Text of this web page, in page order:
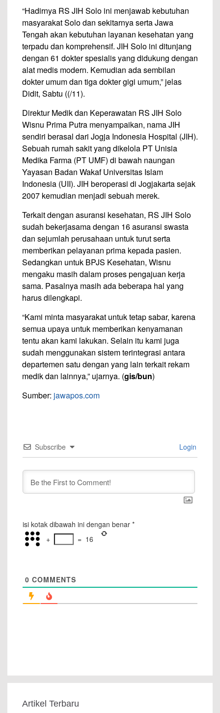
“Hadirnya RS JIH Solo ini menjawab kebutuhan
masyarakat Solo dan sekitarnya serta Jawa
Tengah akan kebutuhan layanan kesehatan yang
terpadu dan komprehensif. JIH Solo ini ditunjang
dengan 61 dokter spesialis yang didukung dengan
alat medis modern. Kemudian ada sembilan
dokter umum dan tiga dokter gigi umum,” jelas
Didit, Sabtu ((/11).
Direktur Medik dan Keperawatan RS JIH Solo
Wisnu Prima Putra menyampaikan, nama JIH
sendiri berasal dari Jogja Indonesia Hospital (JIH).
Sebuah rumah sakit yang dikelola PT Unisia
Medika Farma (PT UMF) di bawah naungan
Yayasan Badan Wakaf Universitas Islam
Indonesia (UII). JIH beroperasi di Jogjakarta sejak
2007 kemudian menjadi sebuah merek.
Terkait dengan asuransi kesehatan, RS JIH Solo
sudah bekerjasama dengan 16 asuransi swasta
dan sejumlah perusahaan untuk turut serta
memberikan pelayanan prima kepada pasien.
Sedangkan untuk BPJS Kesehatan, Wisnu
mengaku masih dalam proses pengajuan kerja
sama. Pasalnya masih ada beberapa hal yang
harus dilengkapi.
“Kami minta masyarakat untuk tetap sabar, karena
semua upaya untuk memberikan kenyamanan
tentu akan kami lakukan. Selain itu kami juga
sudah menggunakan sistem terintegrasi antara
departemen satu dengan yang lain terkait rekam
medik dan lainnya,” ujarnya. (gis/bun)
Sumber: jawapos.com
Subscribe Login
isi kotak dibawah ini dengan benar *
+
= 16
0 COMMENTS
Artikel Terbaru